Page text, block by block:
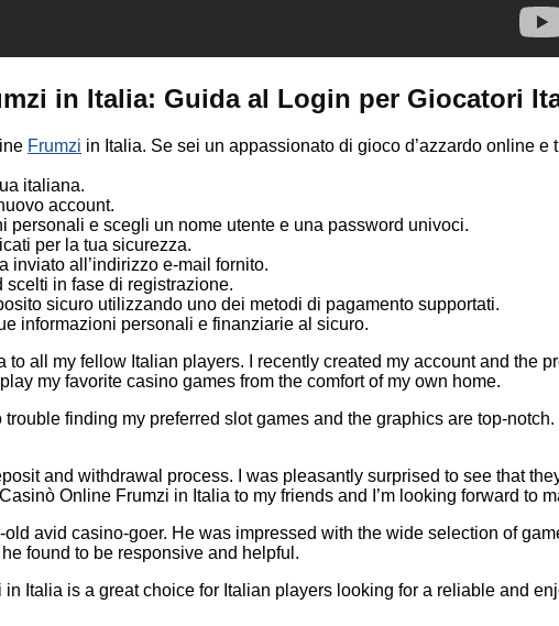
in Italia: Guida al Login per Giocatori
Frumzi in Italia. Se sei un appassionato di gioco d’azzardo online
italiana.
account.
e scegli un nome utente e una password univoci.
per la tua sicurezza.
inviato all’indirizzo e-mail fornito.
in fase di registrazione.
sicuro utilizzando uno dei metodi di pagamento supportati.
informazioni personali e finanziarie al sicuro.
to all my fellow Italian players. I recently created my account and the
my favorite casino games from the comfort of my own home.
finding my preferred slot games and the graphics are top-
and withdrawal process. I was pleasantly surprised to see that
Online Frumzi in Italia to my friends and I’m looking forward to
avid casino-goer. He was impressed with the wide selection of
found to be responsive and helpful.
Italia is a great choice for Italian players looking for a reliable and